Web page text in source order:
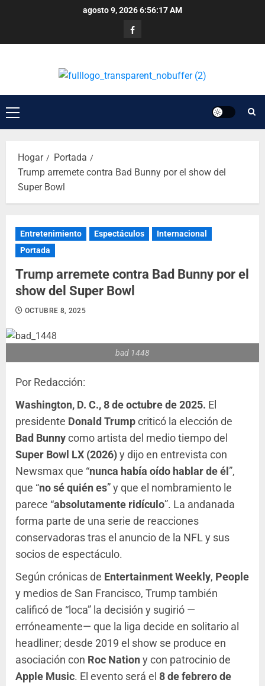
agosto 9, 20266:56:18 AM
Hogar
Portada
Trump arremete contra Bad Bunny por el show del
Super Bowl
Entretenimiento Espectáculos
Internacional
Portada
Trump arremete contra Bad Bunny por el
show del Super Bowl
OCTUBRE 8, 2025
bad 1448
Por Redacción:
Washington, D. C., 8 de octubre de 2025. El
presidente Donald Trumpcriticó la elección de
Bad Bunnycomo artista del medio tiempo del
Super Bowl LX (2026)y dijo en entrevista con
Newsmax que “nunca había oído hablar de él ”,
que “no sé quién es” y que el nombramiento le
parece “absolutamente ridículo”. La andanada
forma parte de una serie de reacciones
conservadoras tras el anuncio de la NFL y sus
socios de espectáculo.
Según crónicas de Entertainment Weekly, People
y medios de San Francisco, Trump también
calificó de “loca” la decisión y sugirió —
erróneamente— que la liga decide en solitario al
headliner; desde 2019 el show se produce en
asociación con Roc Nationy con patrocinio de
Apple Music. El evento será el 8 de febrero de